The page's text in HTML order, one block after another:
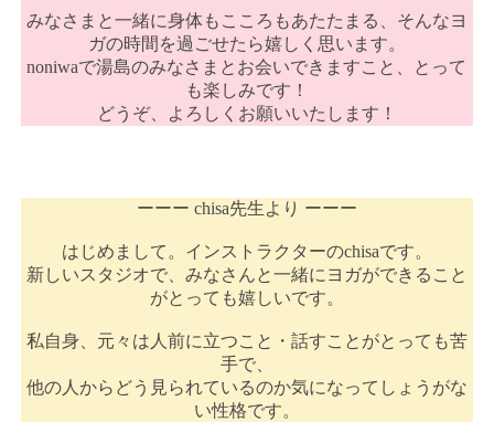
みなさまと一緒に身体もこころもあたたまる、そんなヨ
ガの時間を過ごせたら嬉しく思います。
noniwaで湯島のみなさまとお会いできますこと、とって
も楽しみです！
どうぞ、よろしくお願いいたします！
ーーー chisa先生より ーーー
はじめまして。インストラクターのchisaです。
新しいスタジオで、みなさんと一緒にヨガができること
がとっても嬉しいです。
私自身、元々は人前に立つこと・話すことがとっても苦
手で、
他の人からどう見られているのか気になってしょうがな
い性格です。